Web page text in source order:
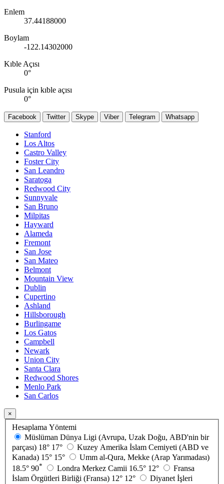
Enlem
37.44188000
Boylam
-122.14302000
Kıble Açısı
0°
Pusula için kıble açısı
0°
Facebook Twitter Skype Viber Telegram Whatsapp
Stanford
Los Altos
Castro Valley
Foster City
San Leandro
Saratoga
Redwood City
Sunnyvale
San Bruno
Milpitas
Hayward
Alameda
Fremont
San Jose
San Mateo
Belmont
Mountain View
Dublin
Cupertino
Ashland
Hillsborough
Burlingame
Los Gatos
Campbell
Newark
Union City
Santa Clara
Redwood Shores
Menlo Park
San Carlos
×
Hesaplama Yöntemi
Müslüman Dünya Ligi (Avrupa, Uzak Doğu, ABD'nin bir
parçası) 18° 17°
Kuzey Amerika İslam Cemiyeti (ABD ve
Kanada) 15° 15°
Umm al-Qura, Mekke (Arap Yarımadası)
18.5° 90* Londra Merkez Camii 16.5° 12°
Fransa
İslam Örgütleri Birliği (Fransa) 12° 12°
Diyanet İşleri